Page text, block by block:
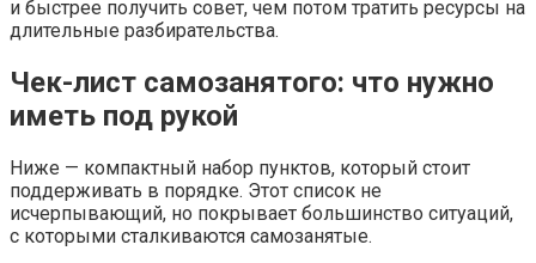
и быстрее получить совет, чем потом тратить ресурсы на
длительные разбирательства.
Чек-лист самозанятого: что нужно
иметь под рукой
Ниже — компактный набор пунктов, который стоит
поддерживать в порядке. Этот список не
исчерпывающий, но покрывает большинство ситуаций,
с которыми сталкиваются самозанятые.